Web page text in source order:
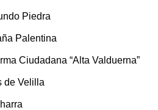
Piedra
Palentina
Ciudadana “Alta Valduerna”
de Velilla